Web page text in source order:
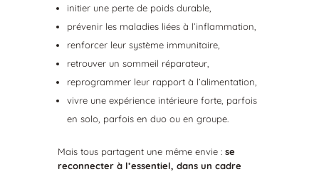
initier une perte de poids durable,
prévenir les maladies liées à l’inflammation,
renforcer leur système immunitaire,
retrouver un sommeil réparateur,
reprogrammer leur rapport à l’alimentation,
vivre une expérience intérieure forte, parfois
en solo, parfois en duo ou en groupe.
Mais tous partagent une même envie : se
reconnecter à l’essentiel, dans un cadre